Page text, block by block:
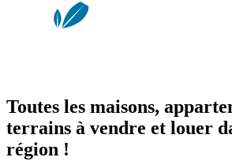
Toutes les maisons,
terrains à vendre et louer
région !